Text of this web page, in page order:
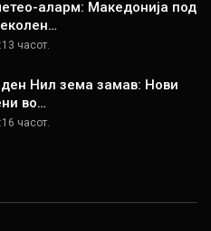
аларм: Македонија под
часот.
Нил зема замав: Нови
во…
часот.